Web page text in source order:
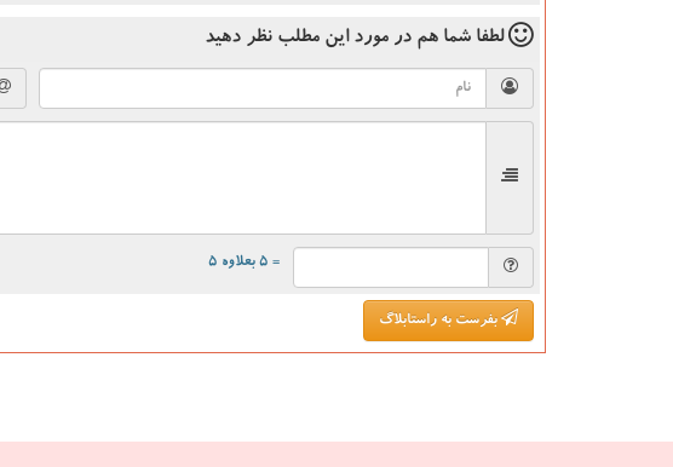
لطفا شما هم در مورد این مطلب نظر دهید
= ۵ بعلاوه ۵
بفرست به راستابلاگ